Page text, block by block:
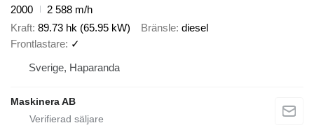
2000
2 588 m/h
Kraft 89.73 hk (65.95 kW) Bränsle diesel
Frontlastare ✓
Sverige, Haparanda
Maskinera AB